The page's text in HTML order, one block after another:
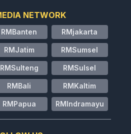
NETWORK
RMBanten RMjakarta
RMJatim RMSumsel
RMSulteng RMSulsel
RMBali RMKaltim
RMPapua RMIndramayu